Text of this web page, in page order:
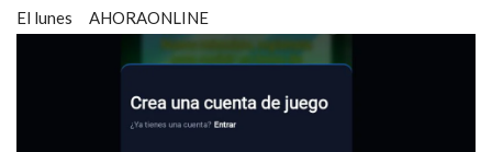
AHORAONLINE
El lunes